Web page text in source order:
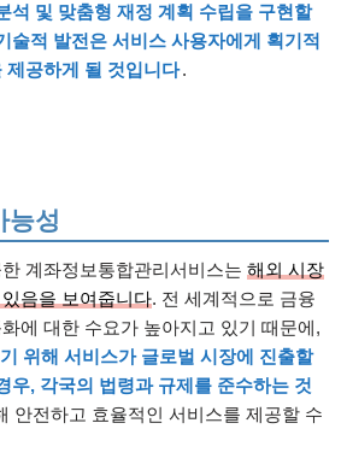
석 및 맞춤형 재정 계획 수립을 구현할
술적 발전은 서비스 사용자에게 획기적
제공하게 될 것입니다.
능성
계좌정보통합관리서비스는 해외 시장
음을 보여줍니다. 전 세계적으로 금융
에 대한 수요가 높아지고 있기 때문에,
위해 서비스가 글로벌 시장에 진출할
우, 각국의 법령과 규제를 준수하는 것
안전하고 효율적인 서비스를 제공할 수